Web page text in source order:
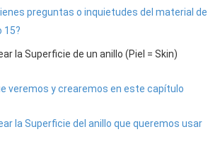
preguntas o inquietudes del material de
15?
la Superficie de un anillo (Piel = Skin)
veremos y crearemos en este capítulo
la Superficie del anillo que queremos usar